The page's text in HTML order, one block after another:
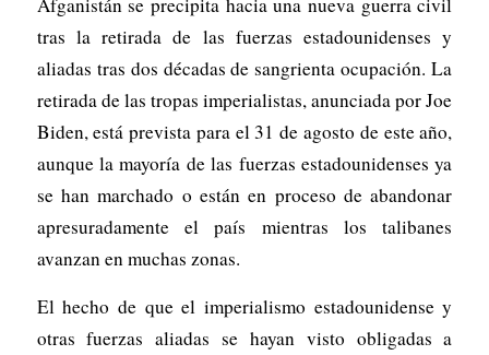
tras la retirada de las fuerzas estadounidenses y
aliadas tras dos décadas de sangrienta ocupación. La
retirada de las tropas imperialistas, anunciada por Joe
Biden, está prevista para el 31 de agosto de este año,
aunque la mayoría de las fuerzas estadounidenses ya
se han marchado o están en proceso de abandonar
apresuradamente el país mientras los talibanes
avanzan en muchas zonas.
El hecho de que el imperialismo estadounidense y
otras fuerzas aliadas se hayan visto obligadas a